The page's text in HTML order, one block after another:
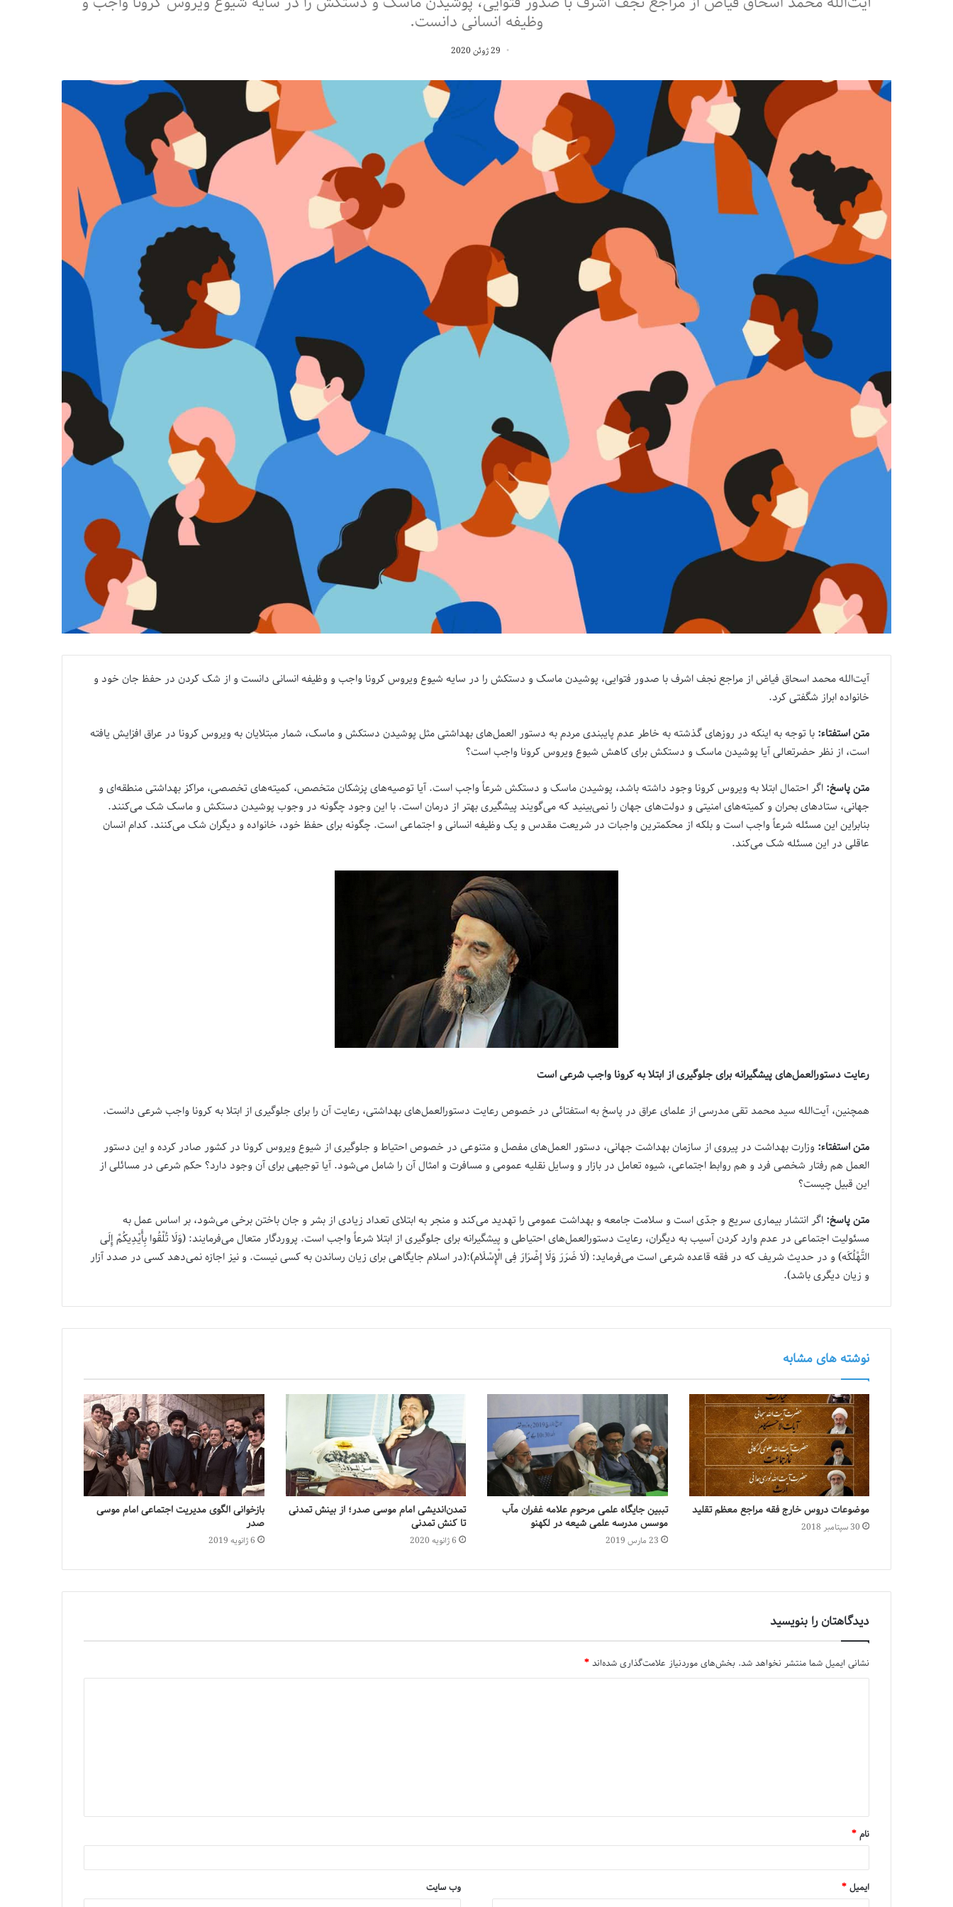
وظیفه انسانی دانست.
29 ژوئن 2020
آیت‌الله محمد اسحاق فیاض از مراجع نجف اشرف با صدور فتوایی، پوشیدن ماسک و دستکش را در سایه شیوع ویروس کرونا واجب و وظیفه انسانی دانست و از شک کردن در حفظ جان خود و
خانواده ابراز شگفتی کرد.
متن استفتاء: با توجه به اینکه در روزهای گذشته به خاطر عدم پایبندی مردم به دستور العمل‌‌های بهداشتی مثل پوشیدن دستکش و ماسک، شمار مبتلایان به ویروس کرونا در عراق افزایش یافته
است، از نظر حضرتعالی آیا پوشیدن ماسک و دستکش برای کاهش شیوع ویروس کرونا واجب است؟
متن پاسخ: اگر احتمال ابتلا به ویروس کرونا وجود داشته باشد، پوشیدن ماسک و دستکش شرعاً واجب است. آیا توصیه‌‌های پزشکان متخصص، کمیته‌‌های تخصصی، مراکز بهداشتی منطقه‌ای و
جهانی، ستاد‌‌های بحران و کمیته‌‌های امنیتی و دولت‌‌های جهان را نمی‌بینید که می‌گویند پیشگیری بهتر از درمان است. با این وجود چگونه در وجوب پوشیدن دستکش و ماسک شک می‌کنند.
بنابراین این مسئله شرعاً واجب است و بلکه از محکمترین واجبات در شریعت مقدس و یک وظیفه انسانی و اجتماعی است. چگونه برای حفظ خود، خانواده و دیگران شک می‌کنند. کدام انسان
عاقلی در این مسئله شک می‌کند.
رعایت دستورالعمل‌‌های پیشگیرانه برای جلوگیری از ابتلا به کرونا واجب شرعی است
همچنین، ‌آیت‌الله سید محمد تقی مدرسی از علمای عراق در پاسخ به استفتائی در خصوص رعایت دستورالعمل‌‌های بهداشتی، رعایت آن را برای جلوگیری از ابتلا به کرونا واجب شرعی دانست.
متن استفتاء: وزارت بهداشت در پیروی از سازمان بهداشت جهانی، دستور العمل‌‌های مفصل و متنوعی در خصوص احتیاط و جلوگیری از شیوع ویروس کرونا در کشور صادر کرده و این دستور
العمل هم رفتار شخصی فرد و هم روابط اجتماعی، شیوه تعامل در بازار و وسایل نقلیه عمومی و مسافرت و امثال آن را شامل می‌شود. آیا توجیهی برای آن وجود دارد؟ حکم شرعی در مسائلی از
این قبیل چیست؟
متن پاسخ: اگر انتشار بیماری سریع و جدّی است و سلامت جامعه و بهداشت عمومی را تهدید می‌کند و منجر به ابتلای تعداد زیادی از بشر و جان باختن برخی می‌شود، بر اساس عمل به
مسئولیت اجتماعی در عدم وارد کردن آسیب به دیگران، رعایت دستورالعمل‌‌های احتیاطی و پیشگیرانه برای جلوگیری از ابتلا شرعاً واجب است. پروردگار متعال می‌فرمایند: (وَلَا تُلْقُوا بِأَیْدِیکُمْ إِلَی
التَّهْلُکَه) و در حدیث شریف که در فقه قاعده شرعی است می‌فرماید: (لَا ضَرَرَ وَلَا إِضْرَارَ فِی الْإِسْلَام‏):(در اسلام جایگاهی برای‏‎ ‎‏زیان رساندن به کسی نیست. و نیز اجازه نمی‌دهد کسی در صدد آزار
و زیان دیگری‏‎ ‎‎‏باشد).
نوشته های مشابه
موضوعات دروس خارج فقه مراجع معظم تقلید
30 سپتامبر 2018
تببین جایگاه علمی مرحوم علامه غفران مآب
موسس مدرسه علمی شیعه در لکهنو
23 مارس 2019
تمدن‌اندیشی امام موسی صدر؛ از بینش تمدنی
تا کنش تمدنی
6 ژانویه 2020
بازخوانی الگوی مدیریت اجتماعی امام موسی
صدر
6 ژانویه 2019
دیدگاهتان را بنویسید
نشانی ایمیل شما منتشر نخواهد شد. بخش‌های موردنیاز علامت‌گذاری شده‌اند*
نام*
ایمیل* وب‌ سایت